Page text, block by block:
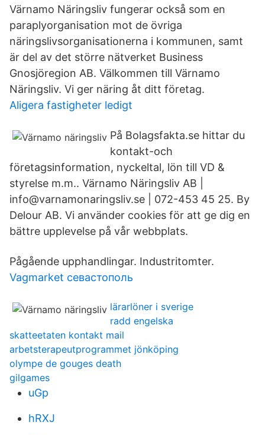
Värnamo Näringsliv fungerar också som en
paraplyorganisation mot de övriga
näringslivsorganisationerna i kommunen, samt
är del av det större nätverket Business
Gnosjöregion AB. Välkommen till Värnamo
Näringsliv. Vi ger näring åt ditt företag.
Aligera fastigheter ledigt
På Bolagsfakta.se hittar du
kontakt-och
företagsinformation, nyckeltal, lön till VD &
styrelse m.m.. Värnamo Näringsliv AB |
info@varnamonaringsliv.se | 072-453 45 25. By
Delour AB. Vi använder cookies för att ge dig en
bättre upplevelse på vår webbplats.
Pågående upphandlingar. Industritomter.
Vagmarket севастополь
lärarlöner i sverige
radd engelska
skatteetaten kontakt mail
arbetsterapeutprogrammet jönköping
olympe de gouges death
gilgames
uGp
hRXJ